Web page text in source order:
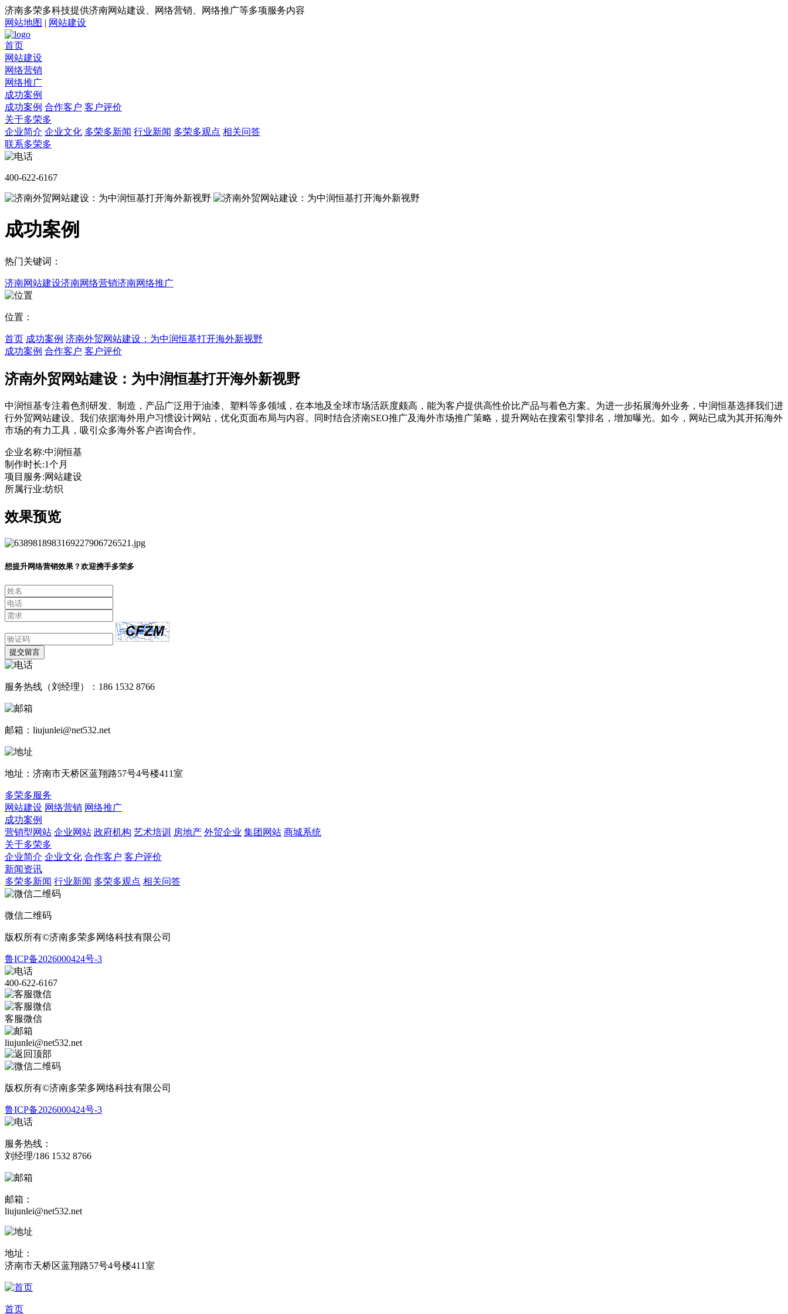
济南多荣多科技提供济南网站建设、网络营销、网络推广等多项服务内容
网站地图 | 网站建设
首页
网站建设
网络营销
网络推广
成功案例
成功案例 合作客户 客户评价
关于多荣多
企业简介 企业文化 多荣多新闻 行业新闻 多荣多观点 相关问答
联系多荣多
400-622-6167
成功案例
热门关键词：
济南网站建设济南网络营销济南网络推广
位置：
首页 成功案例 济南外贸网站建设：为中润恒基打开海外新视野
成功案例 合作客户 客户评价
济南外贸网站建设：为中润恒基打开海外新视野
中润恒基专注着色剂研发、制造，产品广泛用于油漆、塑料等多领域，在本地及全球市场活跃度颇高，能为客户提供高性价比产品与着色方案。为进一步拓展海外业务，中润恒基选择我们进
行外贸网站建设。我们依据海外用户习惯设计网站，优化页面布局与内容。同时结合济南SEO推广及海外市场推广策略，提升网站在搜索引擎排名，增加曝光。如今，网站已成为其开拓海外
市场的有力工具，吸引众多海外客户咨询合作。
企业名称:中润恒基
制作时长:1个月
项目服务:网站建设
所属行业:纺织
效果预览
想提升网络营销效果？欢迎携手多荣多
提交留言
服务热线（刘经理）：186 1532 8766
邮箱：liujunlei@net532.net
地址：济南市天桥区蓝翔路57号4号楼411室
多荣多服务
网站建设 网络营销 网络推广
成功案例
营销型网站 企业网站 政府机构 艺术培训 房地产 外贸企业 集团网站 商城系统
关于多荣多
企业简介 企业文化 合作客户 客户评价
新闻资讯
多荣多新闻 行业新闻 多荣多观点 相关问答
微信二维码
版权所有©济南多荣多网络科技有限公司
鲁ICP备2026000424号-3
400-622-6167
客服微信
liujunlei@net532.net
版权所有©济南多荣多网络科技有限公司
鲁ICP备2026000424号-3
服务热线：
刘经理/186 1532 8766
邮箱：
liujunlei@net532.net
地址：
济南市天桥区蓝翔路57号4号楼411室
首页